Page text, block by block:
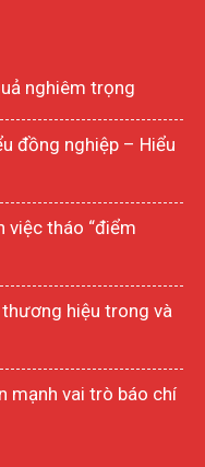
nghiêm trọng
đồng nghiệp – Hiểu
việc tháo “điểm
hiệu trong và
mạnh vai trò báo chí